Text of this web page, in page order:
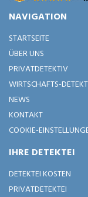
NAVIGATION
STARTSEITE
ÜBER UNS
PRIVATDETEKTIV
WIRTSCHAFTS-
NEWS
KONTAKT
COOKIE-
IHRE DETEKTEI
DETEKTEI KOSTEN
PRIVATDETEKTEI